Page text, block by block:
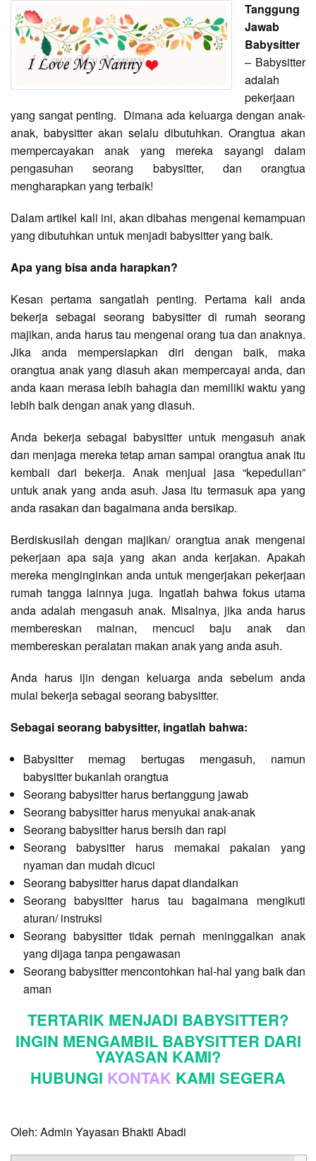
Tanggung
Jawab
Babysitter
– Babysitter
adalah
pekerjaan
yang sangat penting. Dimana ada keluarga dengan anak-
anak, babysitter akan selalu dibutuhkan. Orangtua akan
mempercayakan anak yang mereka sayangi dalam
pengasuhan seorang babysitter, dan orangtua
mengharapkan yang terbaik!
Dalam artikel kali ini, akan dibahas mengenai kemampuan
yang dibutuhkan untuk menjadi babysitter yang baik.
Apa yang bisa anda harapkan?
Kesan pertama sangatlah penting. Pertama kali anda
bekerja sebagai seorang babysitter di rumah seorang
majikan, anda harus tau mengenai orang tua dan anaknya.
Jika anda mempersiapkan diri dengan baik, maka
orangtua anak yang diasuh akan mempercayai anda, dan
anda kaan merasa lebih bahagia dan memiliki waktu yang
lebih baik dengan anak yang diasuh.
Anda bekerja sebagai babysitter untuk mengasuh anak
dan menjaga mereka tetap aman sampai orangtua anak itu
kembali dari bekerja. Anak menjual jasa “kepedulian”
untuk anak yang anda asuh. Jasa itu termasuk apa yang
anda rasakan dan bagaimana anda bersikap.
Berdiskusilah dengan majikan/ orangtua anak mengenai
pekerjaan apa saja yang akan anda kerjakan. Apakah
mereka menginginkan anda untuk mengerjakan pekerjaan
rumah tangga lainnya juga. Ingatlah bahwa fokus utama
anda adalah mengasuh anak. Misalnya, jika anda harus
membereskan mainan, mencuci baju anak dan
membereskan peralatan makan anak yang anda asuh.
Anda harus ijin dengan keluarga anda sebelum anda
mulai bekerja sebagai seorang babysitter.
Sebagai seorang babysitter, ingatlah bahwa:
Babysitter memag bertugas mengasuh, namun
babysitter bukanlah orangtua
Seorang babysitter harus bertanggung jawab
Seorang babysitter harus menyukai anak-anak
Seorang babysitter harus bersih dan rapi
Seorang babysitter harus memakai pakaian yang
nyaman dan mudah dicuci
Seorang babysitter harus dapat diandalkan
Seorang babysitter harus tau bagaimana mengikuti
aturan/ instruksi
Seorang babysitter tidak pernah meninggalkan anak
yang dijaga tanpa pengawasan
Seorang babysitter mencontohkan hal-hal yang baik dan
aman
TERTARIK MENJADI BABYSITTER?
INGIN MENGAMBIL BABYSITTER DARI
YAYASAN KAMI?
HUBUNGI KONTAK KAMI SEGERA
Oleh: Admin Yayasan Bhakti Abadi